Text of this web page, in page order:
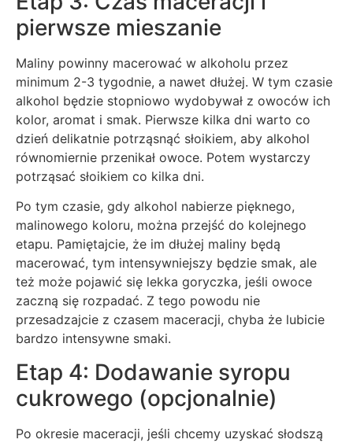
pierwsze mieszanie
Maliny powinny macerować w alkoholu przez
minimum 2-3 tygodnie, a nawet dłużej. W tym czasie
alkohol będzie stopniowo wydobywał z owoców ich
kolor, aromat i smak. Pierwsze kilka dni warto co
dzień delikatnie potrząsnąć słoikiem, aby alkohol
równomiernie przenikał owoce. Potem wystarczy
potrząsać słoikiem co kilka dni.
Po tym czasie, gdy alkohol nabierze pięknego,
malinowego koloru, można przejść do kolejnego
etapu. Pamiętajcie, że im dłużej maliny będą
macerować, tym intensywniejszy będzie smak, ale
też może pojawić się lekka goryczka, jeśli owoce
zaczną się rozpadać. Z tego powodu nie
przesadzajcie z czasem maceracji, chyba że lubicie
bardzo intensywne smaki.
Etap 4: Dodawanie syropu
cukrowego (opcjonalnie)
Po okresie maceracji, jeśli chcemy uzyskać słodszą